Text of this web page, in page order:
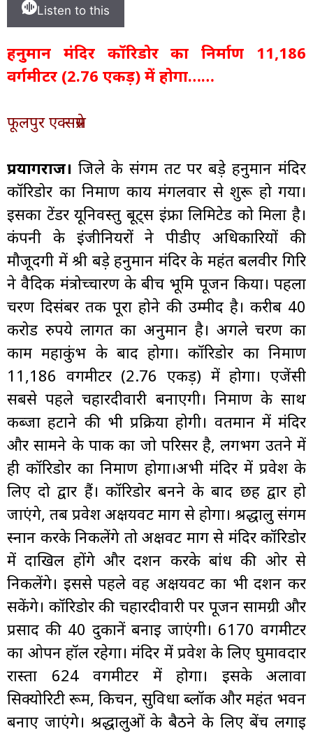
Listen to this
हनुमान मंदिर कॉरिडोर का निर्माण 11,186
वर्गमीटर (2.76 एकड़) में होगा……
फूलपुर एक्सप्रेस
प्रयागराज। जिले के संगम तट पर बड़े हनुमान मंदिर
कॉरिडोर का निर्माण कार्य मंगलवार से शुरू हो गया।
इसका टेंडर यूनिवस्तु बूट्स इंफ्रा लिमिटेड को मिला है।
कंपनी के इंजीनियरों ने पीडीए अधिकारियों की
मौजूदगी में श्री बड़े हनुमान मंदिर के महंत बलवीर गिरि
ने वैदिक मंत्रोच्चारण के बीच भूमि पूजन किया। पहला
चरण दिसंबर तक पूरा होने की उम्मीद है। करीब 40
करोड रुपये लागत का अनुमान है। अगले चरण का
काम महाकुंभ के बाद होगा। कॉरिडोर का निर्माण
11,186 वर्गमीटर (2.76 एकड़) में होगा। एजेंसी
सबसे पहले चहारदीवारी बनाएगी। निर्माण के साथ
कब्जा हटाने की भी प्रक्रिया होगी। वर्तमान में मंदिर
और सामने के पार्क का जो परिसर है, लगभग उतने में
ही कॉरिडोर का निर्माण होगा।अभी मंदिर में प्रवेश के
लिए दो द्वार हैं। कॉरिडोर बनने के बाद छह द्वार हो
जाएंगे, तब प्रवेश अक्षयवट मार्ग से होगा। श्रद्धालु संगम
स्नान करके निकलेंगे तो अक्षवट मार्ग से मंदिर कॉरिडोर
में दाखिल होंगे और दर्शन करके बांध की ओर से
निकलेंगे। इससे पहले वह अक्षयवट का भी दर्शन कर
सकेंगे। कॉरिडोर की चहारदीवारी पर पूजन सामग्री और
प्रसाद की 40 दुकानें बनाई जाएंगी। 6170 वर्गमीटर
का ओपन हॉल रहेगा। मंदिर में प्रवेश के लिए घुमावदार
रास्ता 624 वर्गमीटर में होगा। इसके अलावा
सिक्योरिटी रूम, किचन, सुविधा ब्लॉक और महंत भवन
बनाए जाएंगे। श्रद्धालुओं के बैठने के लिए बेंच लगाई